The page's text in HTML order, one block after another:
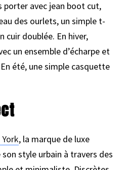
porter avec jean boot cut,
des ourlets, un simple t-
cuir doublée. En hiver,
un ensemble d’écharpe et
été, une simple casquette
, la marque de luxe
style urbain à travers des